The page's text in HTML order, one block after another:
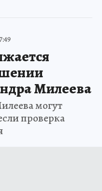
Милеева
могут
проверка